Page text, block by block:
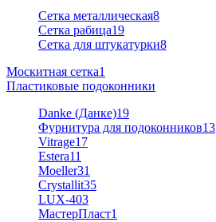
Сетка металлическая8
Сетка рабица19
Сетка для штукатурки8
Москитная сетка1
Пластиковые подоконники
Danke (Данке)19
Фурнитура для подоконников13
Vitrage17
Estera11
Moeller31
Crystallit35
LUX-403
МастерПласт1